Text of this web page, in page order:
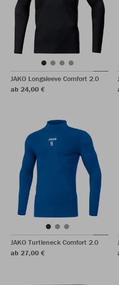
JAKO Longsleeve Comfort 2.0
ab 24,00 €
JAKO Turtleneck Comfort 2.0
ab 27,00 €